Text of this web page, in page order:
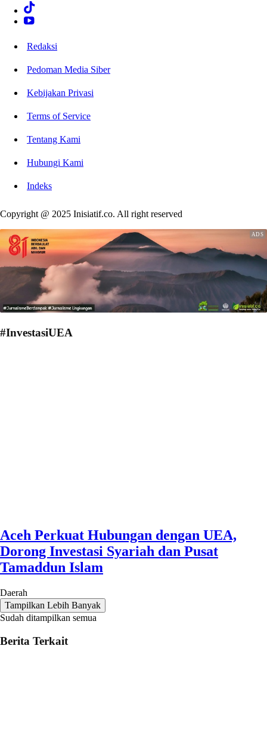
Redaksi
Pedoman Media Siber
Kebijakan Privasi
Terms of Service
Tentang Kami
Hubungi Kami
Indeks
Copyright @ 2025 Inisiatif.co. All right reserved
#InvestasiUEA
Aceh Perkuat Hubungan dengan UEA,
Dorong Investasi Syariah dan Pusat
Tamaddun Islam
Daerah
Tampilkan Lebih Banyak
Sudah ditampilkan semua
Berita Terkait